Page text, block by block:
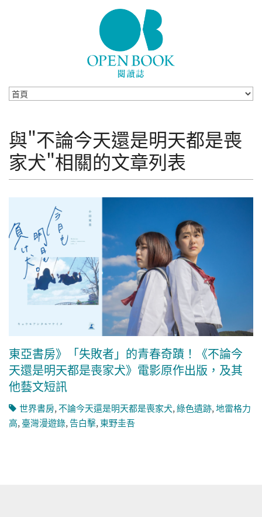
與"不論今天還是明天都是喪
家犬"相關的文章列表
東亞書房》「失敗者」的青春奇蹟！《不論今
天還是明天都是喪家犬》電影原作出版，及其
他藝文短訊
世界書房,不論今天還是明天都是喪家犬,綠色遺跡,地雷格力
高,臺灣漫遊錄,告白擊,東野圭吾